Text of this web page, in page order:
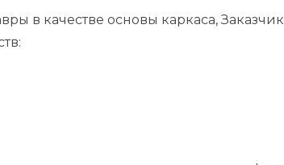
в качестве основы каркаса, Заказчик